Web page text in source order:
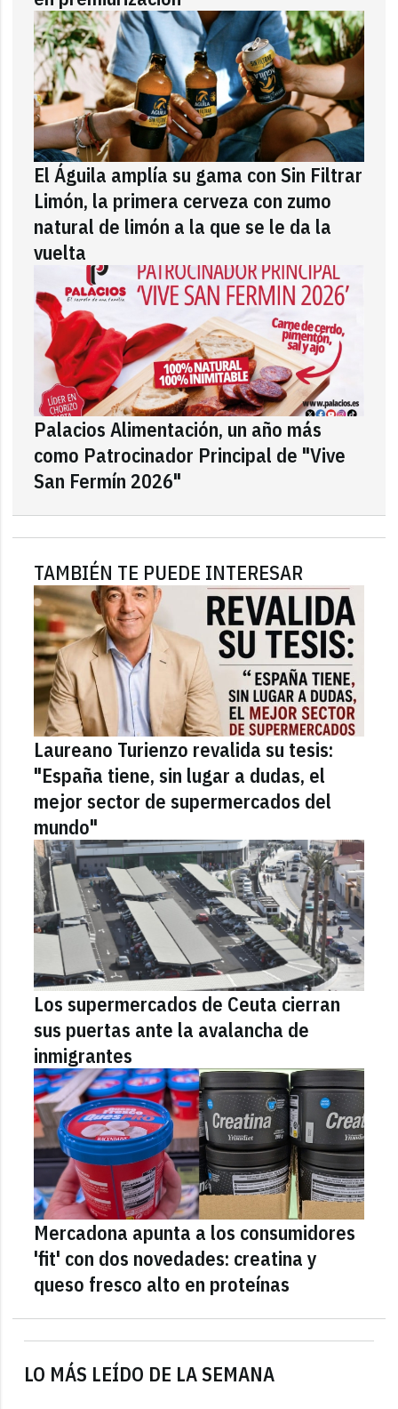
LO MÁS LEÍDO DE LA SEMANA
El Águila amplía su gama con Sin Filtrar
Limón, la primera cerveza con zumo
natural de limón a la que se le da la
vuelta
Palacios Alimentación, un año más
como Patrocinador Principal de "Vive
San Fermín 2026"
TAMBIÉN TE PUEDE INTERESAR
Laureano Turienzo revalida su tesis:
"España tiene, sin lugar a dudas, el
mejor sector de supermercados del
mundo"
Los supermercados de Ceuta cierran
sus puertas ante la avalancha de
inmigrantes
Mercadona apunta a los consumidores
'fit' con dos novedades: creatina y
queso fresco alto en proteínas